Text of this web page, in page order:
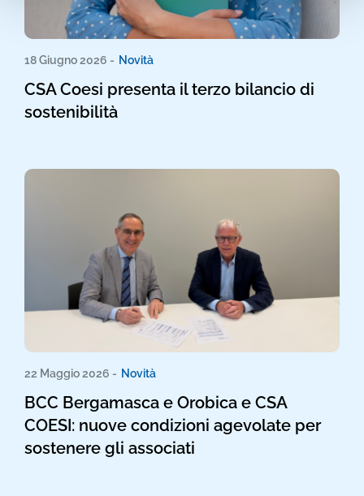
18 Giugno 2026 - Novità
CSA Coesi presenta il terzo bilancio di
sostenibilità
22 Maggio 2026 - Novità
BCC Bergamasca e Orobica e CSA
COESI: nuove condizioni agevolate per
sostenere gli associati